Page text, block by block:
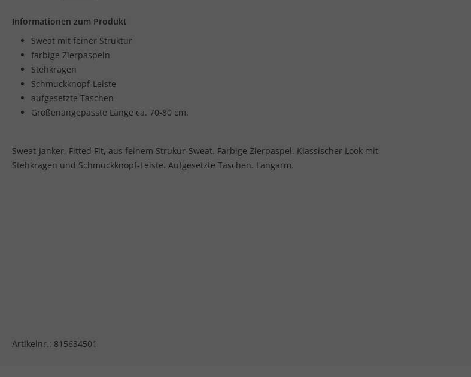
Informationen zum Produkt
Sweat mit feiner Struktur
farbige Zierpaspeln
Stehkragen
Schmuckknopf-Leiste
aufgesetzte Taschen
Größenangepasste Länge ca. 70-80 cm.
Sweat-Janker, Fitted Fit, aus feinem Strukur-Sweat. Farbige Zierpaspel. Klassischer Look mit
Stehkragen und Schmuckknopf-Leiste. Aufgesetzte Taschen. Langarm.
Artikelnr.: 815634501